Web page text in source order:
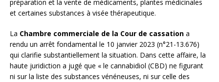
préparation et la vente de médicaments, plantes médicinales
et certaines substances à visée thérapeutique.
La Chambre commerciale de la Cour de cassation a
rendu un arrêt fondamental le 10 janvier 2023 (n°21-13.676)
qui clarifie substantiellement la situation. Dans cette affaire, la
haute juridiction a jugé que « le cannabidiol (CBD) ne figurant
ni sur la liste des substances vénéneuses, ni sur celle des